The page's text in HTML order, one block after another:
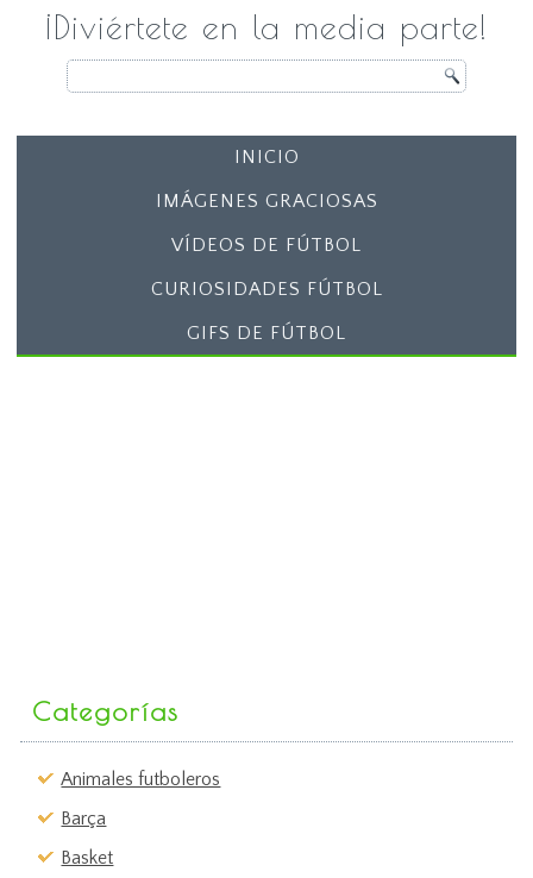
¡Diviértete en la media parte!
INICIO
IMÁGENES GRACIOSAS
VÍDEOS DE FÚTBOL
CURIOSIDADES FÚTBOL
GIFS DE FÚTBOL
Categorías
Animales futboleros
Barça
Basket